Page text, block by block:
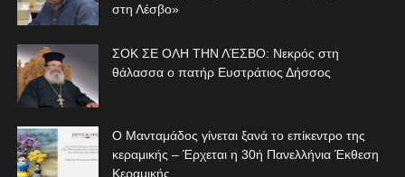
στη Λέσβο»
ΣΟΚ ΣΕ ΟΛΗ ΤΗΝ ΛΈΣΒΟ: Νεκρός στη
θάλασσα ο πατήρ Ευστράτιος Δήσσος
Ο Μανταμάδος γίνεται ξανά το επίκεντρο της
κεραμικής – Έρχεται η 30ή Πανελλήνια Έκθεση
Κεραμικής